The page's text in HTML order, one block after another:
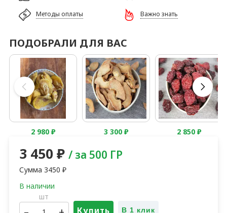
Методы оплаты Важно знать
ПОДОБРАЛИ ДЛЯ ВАС
2 980₽ 3 300₽ 2 850₽
3 450 ₽ / за 500 ГР
Сумма 3450 ₽
шт
В 1 клик